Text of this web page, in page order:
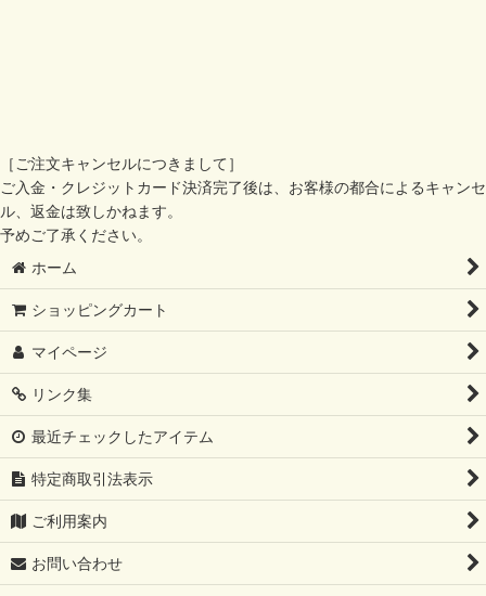
［ご注文キャンセルにつきまして］
ご入金・クレジットカード決済完了後は、お客様の都合によるキャンセ
ル、返金は致しかねます。
予めご了承ください。
ホーム
ショッピングカート
マイページ
リンク集
最近チェックしたアイテム
特定商取引法表示
ご利用案内
お問い合わせ